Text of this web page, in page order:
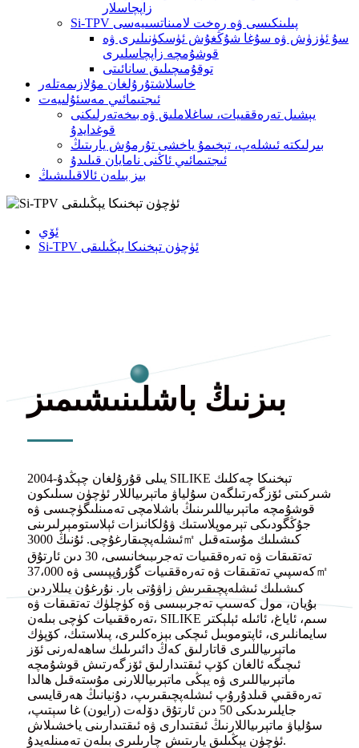
زاپچاسلار
Si-TPV پىلىنكىسى ۋە رەخت لامىناتسىيەسى
سۇ ئۈزۈش ۋە سۇغا شۇڭغۇش ئۈسكۈنىلىرى ۋە
قوشۇمچە زاپچاسلىرى
توقۇمىچىلىق سانائىتى
خاسلاشتۇرۇلغان مۇلازىمەتلەر
ئىجتىمائىي مەسئۇلىيەت
يېشىل تەرەققىيات، ساغلاملىق ۋە بىخەتەرلىكنى
قوغدايدۇ
بىرلىكتە ئىشلەپ، تېخىمۇ ياخشى تۇرمۇش يارىتىڭ
ئىجتىمائىي ئاڭنى نامايان قىلىدۇ
بىز بىلەن ئالاقىلىشىڭ
ئۆي
Si-TPV ئۈچۈن تېخنىكا يېڭىلىقى
بىزنىڭ باشلىنىشىمىز
2004-يىلى قۇرۇلغان چېڭدۇ SILIKE تېخنىكا چەكلىك
شىركىتى ئۆزگەرتىلگەن سۇلياۋ ماتېرىياللار ئۈچۈن سىلىكون
قوشۇمچە ماتېرىياللىرىنىڭ باشلامچى تەمىنلىگۈچىسى ۋە
جۇڭگودىكى تېرموپلاستىك ۋۇلكانىزات ئېلاستومېرلىرىنى
ئىشلەپچىقارغۇچى. ئۇنىڭ 3000㎡ كىشىلىك مۇستەقىل
تەتقىقات ۋە تەرەققىيات تەجرىبىخانىسى، 30 دىن ئارتۇق
كەسپىي تەتقىقات ۋە تەرەققىيات گۇرۇپپىسى ۋە 37،000㎡
كىشىلىك ئىشلەپچىقىرىش زاۋۇتى بار. نۇرغۇن يىللاردىن
بۇيان، مول كەسىپ تەجرىبىسى ۋە كۈچلۈك تەتقىقات ۋە
تەرەققىيات كۈچى بىلەن، SILIKE سىم، ئاياغ، ئائىلە ئېلېكتر
سايمانلىرى، ئاپتوموبىل ئىچكى بېزەكلىرى، پىلاستىك، كۆپۈك
ماتېرىياللىرى قاتارلىق كەڭ دائىرىلىك ساھەلەرنى ئۆز
ئىچىگە ئالغان كۆپ ئىقتىدارلىق ئۆزگەرتىش قوشۇمچە
ماتېرىياللىرى ۋە يېڭى ماتېرىياللارنى مۇستەقىل ھالدا
تەرەققىي قىلدۇرۇپ ئىشلەپچىقىرىپ، دۇنيانىڭ ھەرقايسى
جايلىرىدىكى 50 دىن ئارتۇق دۆلەت (رايون) غا سېتىپ،
سۇلياۋ ماتېرىياللارنىڭ ئىقتىدارى ۋە ئىقتىدارىنى ياخشىلاش
ئۈچۈن يېڭىلىق يارىتىش چارىلىرى بىلەن تەمىنلەيدۇ.